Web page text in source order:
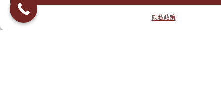
隐私政策